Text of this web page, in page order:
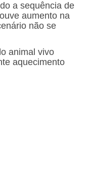
a sequência de
aumento na
não se
animal vivo
aquecimento